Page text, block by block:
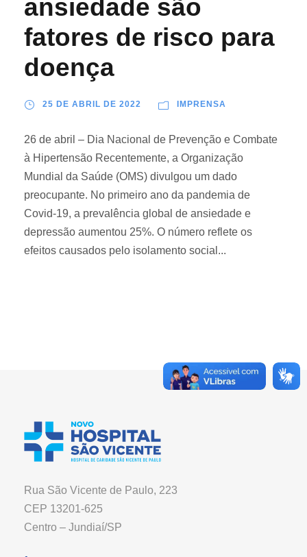
ansiedade são
fatores de risco para
doença
25 DE ABRIL DE 2022 IMPRENSA
26 de abril – Dia Nacional de Prevenção e Combate
à Hipertensão Recentemente, a Organização
Mundial da Saúde (OMS) divulgou um dado
preocupante. No primeiro ano da pandemia de
Covid-19, a prevalência global de ansiedade e
depressão aumentou 25%. O número reflete os
efeitos causados pelo isolamento social...
Rua São Vicente de Paulo, 223
CEP 13201-625
Centro – Jundiaí/SP